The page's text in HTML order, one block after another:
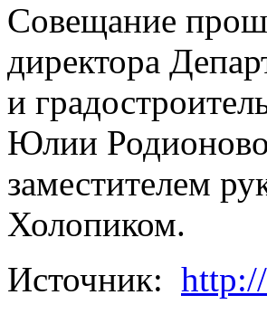
Совещание
директора
и
Юлии
заместителем
Холопиком.
Источник: